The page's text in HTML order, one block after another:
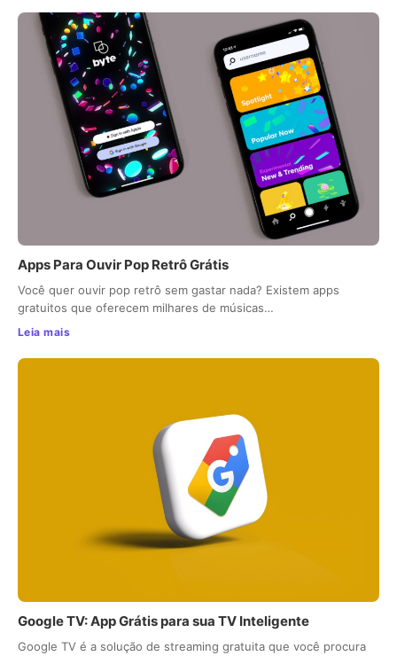
Apps Para Ouvir Pop Retrô Grátis
Você quer ouvir pop retrô sem gastar nada? Existem apps
gratuitos que oferecem milhares de músicas…
Leia mais
Google TV: App Grátis para sua TV Inteligente
Google TV é a solução de streaming gratuita que você procura